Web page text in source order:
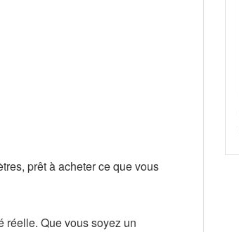
prêt à acheter ce que vous
réelle. Que vous soyez un